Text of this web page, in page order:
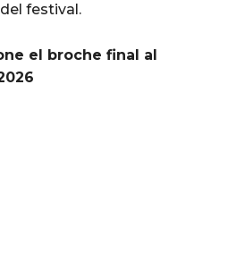
festival.
el broche final al